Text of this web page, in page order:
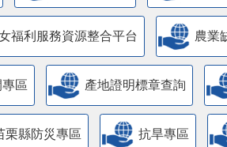
福利服務資源整合平台 農業
區 產地證明標章查詢
栗縣防災專區 抗旱專區